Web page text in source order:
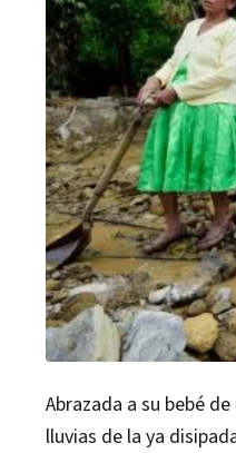
Abrazada a su bebé
lluvias de la ya